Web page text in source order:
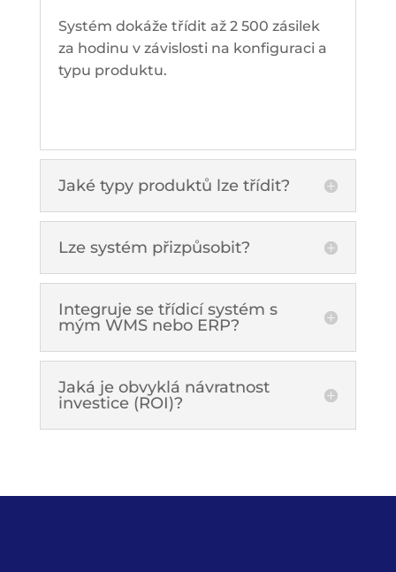
Systém dokáže třídit až 2 500 zásilek
za hodinu v závislosti na konfiguraci a
typu produktu.
Jaké typy produktů lze třídit?
Lze systém přizpůsobit?
Integruje se třídicí systém s
mým WMS nebo ERP?
Jaká je obvyklá návratnost
investice (ROI)?